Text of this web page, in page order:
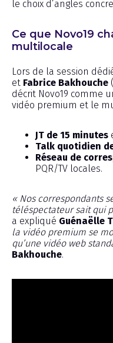
le choix d’angles
Ce que Novo19
multilocale
Lors de la session
et Fabrice Bakhouche
décrit Novo19 comme
vidéo premium et le
JT de 15 minutes
Talk quotidien
Réseau de
PQR/TV locales.
« Nos correspondants
téléspectateur sait qui
a expliqué Guénaëlle
la vidéo premium se
qu’une vidéo web
Bakhouche.